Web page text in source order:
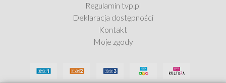
Regulamin tvp.pl
Deklaracja dostępności
Kontakt
Moje zgody